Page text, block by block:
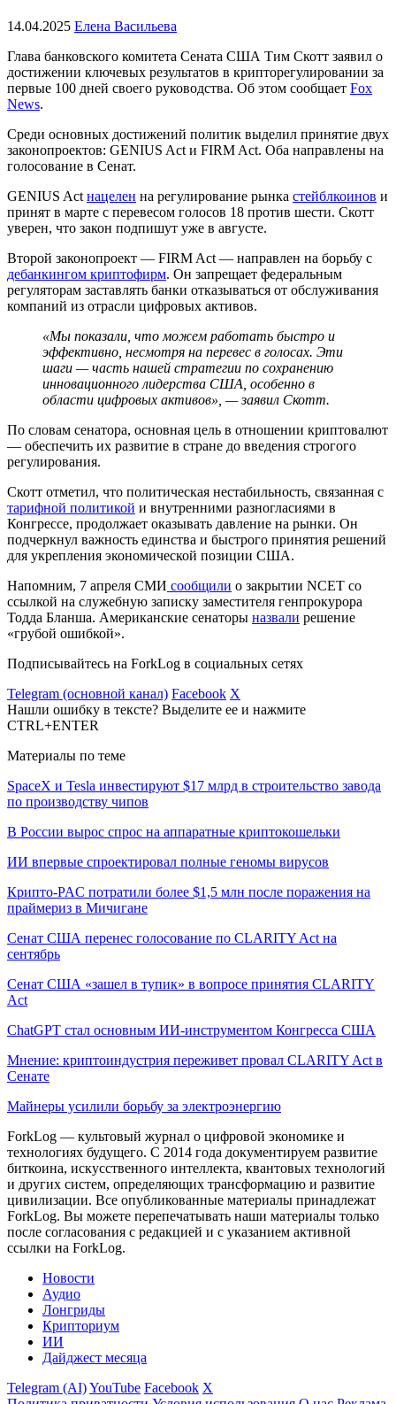
14.04.2025 Елена Васильева
Глава банковского комитета Сената США Тим Скотт заявил о
достижении ключевых результатов в крипторегулировании за
первые 100 дней своего руководства. Об этом сообщает Fox
News.
Среди основных достижений политик выделил принятие двух
законопроектов: GENIUS Act и FIRM Act. Оба направлены на
голосование в Сенат.
GENIUS Act нацелен на регулирование рынка стейблкоинов и
принят в марте с перевесом голосов 18 против шести. Скотт
уверен, что закон подпишут уже в августе.
Второй законопроект — FIRM Act — направлен на борьбу с
дебанкингом криптофирм. Он запрещает федеральным
регуляторам заставлять банки отказываться от обслуживания
компаний из отрасли цифровых активов.
«Мы показали, что можем работать быстро и
эффективно, несмотря на перевес в голосах. Эти
шаги — часть нашей стратегии по сохранению
инновационного лидерства США, особенно в
области цифровых активов», — заявил Скотт.
По словам сенатора, основная цель в отношении криптовалют
— обеспечить их развитие в стране до введения строгого
регулирования.
Скотт отметил, что политическая нестабильность, связанная с
тарифной политикой и внутренними разногласиями в
Конгрессе, продолжает оказывать давление на рынки. Он
подчеркнул важность единства и быстрого принятия решений
для укрепления экономической позиции США.
Напомним, 7 апреля СМИ сообщили о закрытии NCET со
ссылкой на служебную записку заместителя генпрокурора
Тодда Бланша. Американские сенаторы назвали решение
«грубой ошибкой».
Подписывайтесь на ForkLog в социальных сетях
Telegram (основной канал) Facebook X
Нашли ошибку в тексте? Выделите ее и нажмите
CTRL+ENTER
Материалы по теме
SpaceX и Tesla инвестируют $17 млрд в строительство завода
по производству чипов
В России вырос спрос на аппаратные криптокошельки
ИИ впервые спроектировал полные геномы вирусов
Крипто-PAC потратили более $1,5 млн после поражения на
праймериз в Мичигане
Сенат США перенес голосование по CLARITY Act на
сентябрь
Сенат США «зашел в тупик» в вопросе принятия CLARITY
Act
ChatGPT стал основным ИИ-инструментом Конгресса США
Мнение: криптоиндустрия переживет провал CLARITY Act в
Сенате
Майнеры усилили борьбу за электроэнергию
ForkLog — культовый журнал о цифровой экономике и
технологиях будущего. С 2014 года документируем развитие
биткоина, искусственного интеллекта, квантовых технологий
и других систем, определяющих трансформацию и развитие
цивилизации. Все опубликованные материалы принадлежат
ForkLog. Вы можете перепечатывать наши материалы только
после согласования с редакцией и с указанием активной
ссылки на ForkLog.
Новости
Аудио
Лонгриды
Крипториум
ИИ
Дайджест месяца
Telegram (AI)YouTube Facebook X